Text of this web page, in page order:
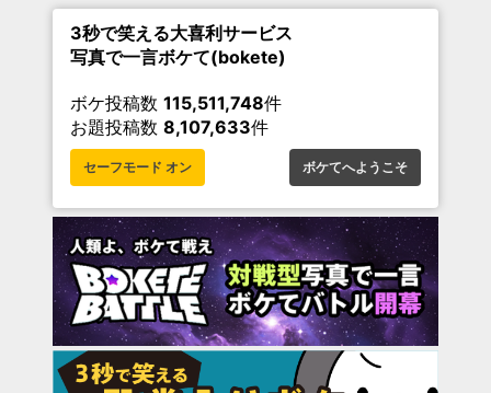
3秒で笑える大喜利サービス
写真で一言ボケて(bokete)
ボケ投稿数 115,511,748件
お題投稿数 8,107,633件
セーフモード オン ボケてへようこそ